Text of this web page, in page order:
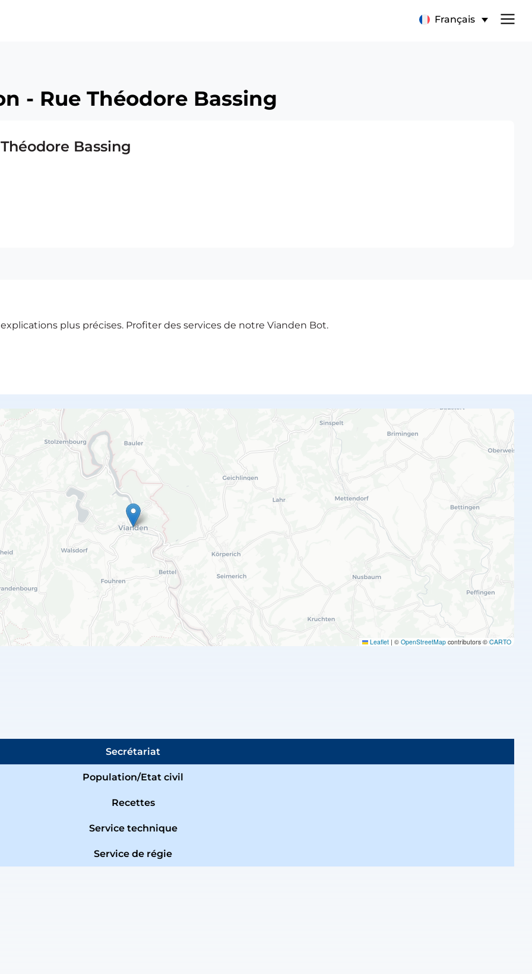
Français
- Rue Théodore Bassing
Bassing
plus précises. Profiter des services de notre Vianden Bot.
Leaflet | © OpenStreetMap contributors © CARTO
Secrétariat
Population/Etat civil
Recettes
Service technique
Service de régie